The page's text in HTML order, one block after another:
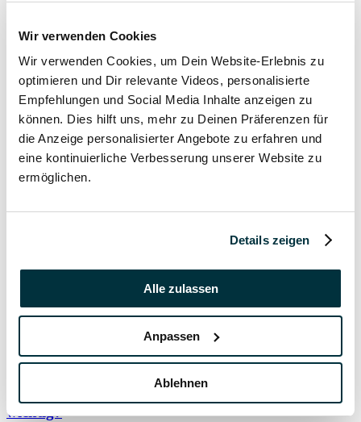
Wir verwenden Cookies
Wir verwenden Cookies, um Dein Website-Erlebnis zu
optimieren und Dir relevante Videos, personalisierte
Empfehlungen und Social Media Inhalte anzeigen zu
können. Dies hilft uns, mehr zu Deinen Präferenzen für
die Anzeige personalisierter Angebote zu erfahren und
eine kontinuierliche Verbesserung unserer Website zu
ermöglichen.
Details zeigen
Alle zulassen
Anpassen
Ablehnen
22 August 2022
Hundefutter und Wasser im Urlaub: Worauf sollte
besonders geachtet werden?
Hunde
17 August 2022
Was dürfen Katzen nicht essen?
Katzen
Vitamin B für den Hund: Für was ist es wichtig?
Hunde
13 August 2022
wichtig?